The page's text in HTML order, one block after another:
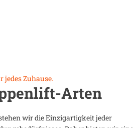
jedes Zuhause.
Arten
wir die Einzigartigkeit jeder